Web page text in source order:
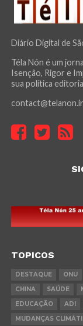
Diário Digital de
Téla Nón é um
Isenção, Rigor e
sua política
TOPICOS
DESTAQUE ONU
CHINA
SAÚDE
EDUCAÇÃO
ADI
MUDANÇAS